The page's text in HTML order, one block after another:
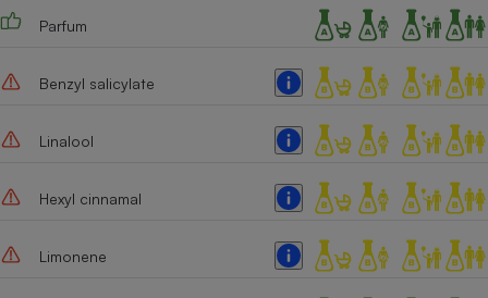
Parfum
Benzyl salicylate
Linalool
Hexyl cinnamal
Limonene
Cafetière à expressos